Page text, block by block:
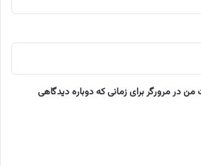
در مرورگر برای زمانی که دوباره دیدگاهی